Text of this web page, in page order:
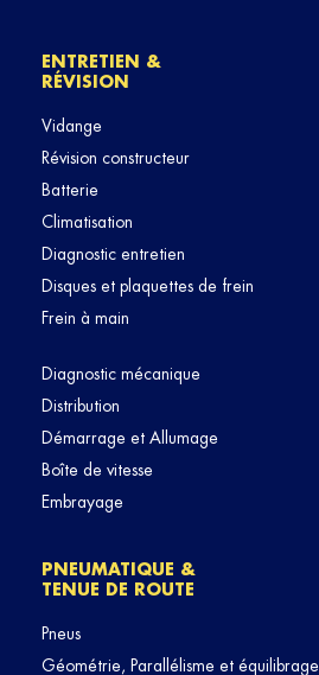
ENTRETIEN &
RÉVISION
Vidange
Révision constructeur
Batterie
Climatisation
Diagnostic entretien
Disques et plaquettes de frein
Frein à main
Diagnostic mécanique
Distribution
Démarrage et Allumage
Boîte de vitesse
Embrayage
PNEUMATIQUE &
TENUE DE ROUTE
Pneus
Géométrie, Parallélisme et équilibrage